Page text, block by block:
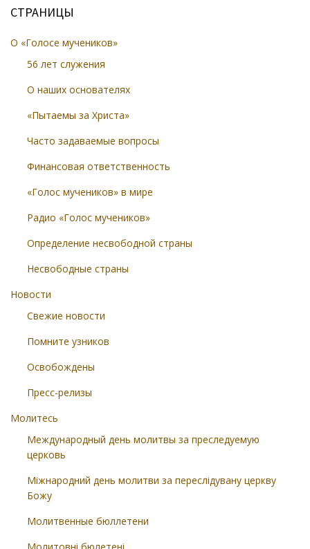
СТРАНИЦЫ
О «Голосе мучеников»
56 лет служения
О наших основателях
«Пытаемы за Христа»
Часто задаваемые вопросы
Финансовая ответственность
«Голос мучеников» в мире
Радио «Голос мучеников»
Определение несвободной страны
Несвободные страны
Новости
Свежие новости
Помните узников
Освобождены
Пресс-релизы
Молитесь
Международный день молитвы за преследуемую
церковь
Міжнародний день молитви за переслідувану церкву
Божу
Молитвенные бюллетени